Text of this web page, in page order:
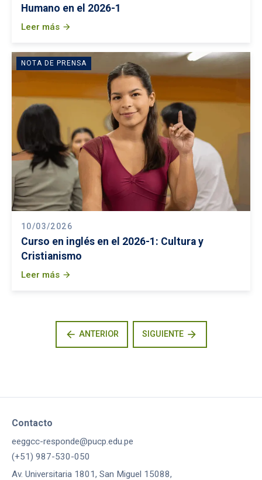
Humano en el 2026-1
Leer más arrow_forward
NOTA DE PRENSA
10/03/2026
Curso en inglés en el 2026-1: Cultura y
Cristianismo
Leer más arrow_forward
arrow_back ANTERIOR SIGUIENTE arrow_forward
Contacto
eeggcc-responde@pucp.edu.pe
(+51) 987-530-050
Av. Universitaria 1801, San Miguel 15088,